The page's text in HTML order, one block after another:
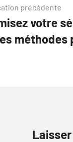
précédente
votre
méthodes